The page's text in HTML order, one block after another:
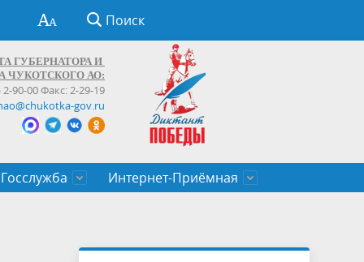
Поиск
ГУБЕРНАТОРА И
ЧУКОТСКОГО АО:
2-90-00 Факс: 2-29-19
gov.ru
Госслужба Интернет-Приёмная